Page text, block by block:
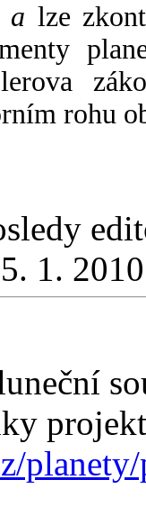
a lze
rohu
1.